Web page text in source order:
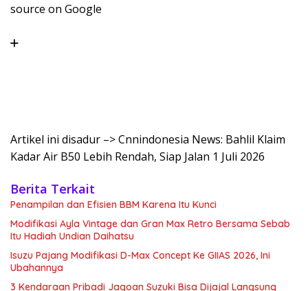
source on Google
Artikel ini disadur –> Cnnindonesia News: Bahlil Klaim
Kadar Air B50 Lebih Rendah, Siap Jalan 1 Juli 2026
Berita Terkait
Penampilan dan Efisien BBM Karena Itu Kunci
Modifikasi Ayla Vintage dan Gran Max Retro Bersama Sebab
Itu Hadiah Undian Daihatsu
Isuzu Pajang Modifikasi D-Max Concept Ke GIIAS 2026, Ini
Ubahannya
3 Kendaraan Pribadi Jagoan Suzuki Bisa Dijajal Langsung